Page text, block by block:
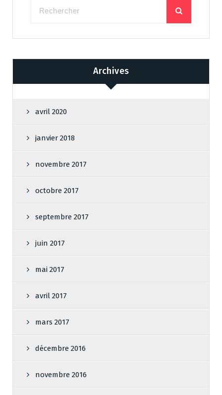
Archives
avril 2020
janvier 2018
novembre 2017
octobre 2017
septembre 2017
juin 2017
mai 2017
avril 2017
mars 2017
décembre 2016
novembre 2016